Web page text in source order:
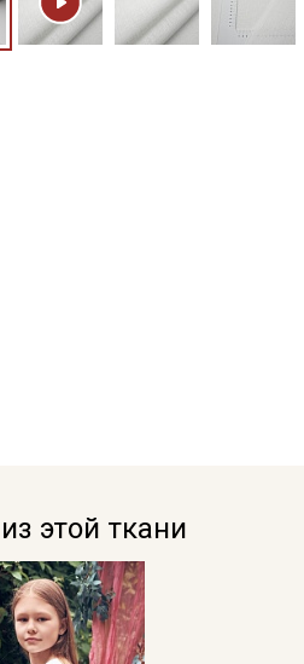
этой ткани